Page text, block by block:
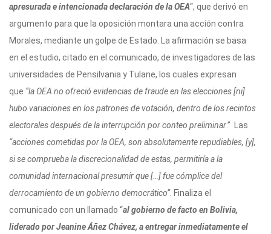
apresurada e intencionada declaración de la OEA“, que derivó en
argumento para que la oposición montara una acción contra
Morales, mediante un golpe de Estado. La afirmación se basa
en el estudio, citado en el comunicado, de investigadores de las
universidades de Pensilvania y Tulane, los cuales expresan
que “la OEA no ofreció evidencias de fraude en las elecciones [ni]
hubo variaciones en los patrones de votación, dentro de los recintos
electorales después de la interrupción por conteo preliminar.” Las
“acciones cometidas por la OEA, son absolutamente repudiables, [y],
si se comprueba la discrecionalidad de estas, permitiría a la
comunidad internacional presumir que […] fue cómplice del
derrocamiento de un gobierno democrático”. Finaliza el
comunicado con un llamado “al gobierno de facto en Bolivia,
liderado por Jeanine Áñez Chávez, a entregar inmediatamente el